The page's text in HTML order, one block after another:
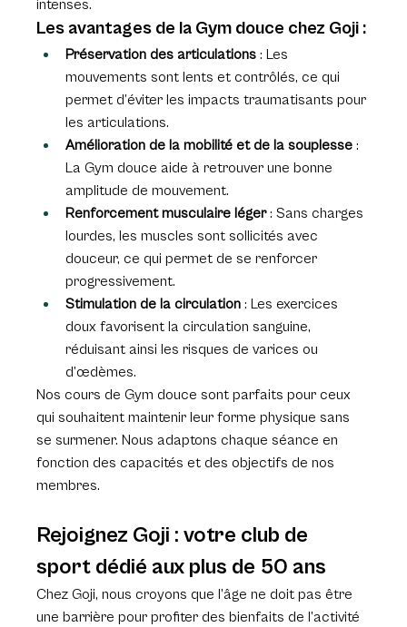
intenses.
Les avantages de la Gym douce chez Goji :
Préservation des articulations : Les
mouvements sont lents et contrôlés, ce qui
permet d’éviter les impacts traumatisants pour
les articulations.
Amélioration de la mobilité et de la souplesse :
La Gym douce aide à retrouver une bonne
amplitude de mouvement.
Renforcement musculaire léger : Sans charges
lourdes, les muscles sont sollicités avec
douceur, ce qui permet de se renforcer
progressivement.
Stimulation de la circulation : Les exercices
doux favorisent la circulation sanguine,
réduisant ainsi les risques de varices ou
d’œdèmes.
Nos cours de Gym douce sont parfaits pour ceux
qui souhaitent maintenir leur forme physique sans
se surmener. Nous adaptons chaque séance en
fonction des capacités et des objectifs de nos
membres.
Rejoignez Goji : votre club de
sport dédié aux plus de 50 ans
Chez Goji, nous croyons que l’âge ne doit pas être
une barrière pour profiter des bienfaits de l’activité